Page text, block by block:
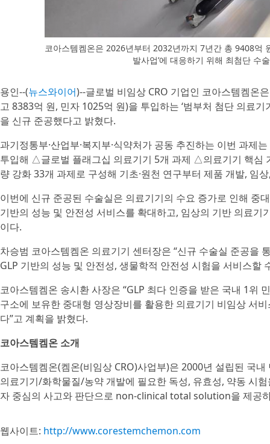
코아스템켐온은 2026년부터 2032년까지 7년간 총 9408억
발사업’에 대응하기 위해 최첨단 수
용인--(뉴스와이어)--글로벌 비임상 CRO 기업인 코아스템켐온
고 8383억 원, 민자 1025억 원)을 투입하는 ‘범부처 첨단 의료
을 신규 준공했다고 밝혔다.
과기정통부·산업부·복지부·식약처가 공동 추진하는 이번 과제
투입해 △글로벌 플래그십 의료기기 5개 과제 △의료기기 핵심
량 강화 33개 과제로 구성해 기초·원천 연구부터 제품 개발, 임
이번에 신규 준공된 수술실은 의료기기의 수요 증가로 인해 중
기반의 성능 및 안전성 서비스를 확대하고, 임상의 기반 의료
이다.
차승범 코아스템켐온 의료기기 센터장은 “신규 수술실 준공을
GLP 기반의 성능 및 안전성, 생물학적 안전성 시험을 서비스할
코아스템켐온 송시환 사장은 “GLP 최다 인증을 받은 국내 1위
구소에 보유한 중대형 영상장비를 활용한 의료기기 비임상 서
다”고 계획을 밝혔다.
코아스템켐온 소개
코아스템켐온(켐온(비임상 CRO)사업부)은 2000년 설립된 국
의료기기/화학물질/농약 개발에 필요한 독성, 유효성, 약동 시
자 중심의 사고와 판단으로 non-clinical total solution을 제공
웹사이트: http://www.corestemchemon.com